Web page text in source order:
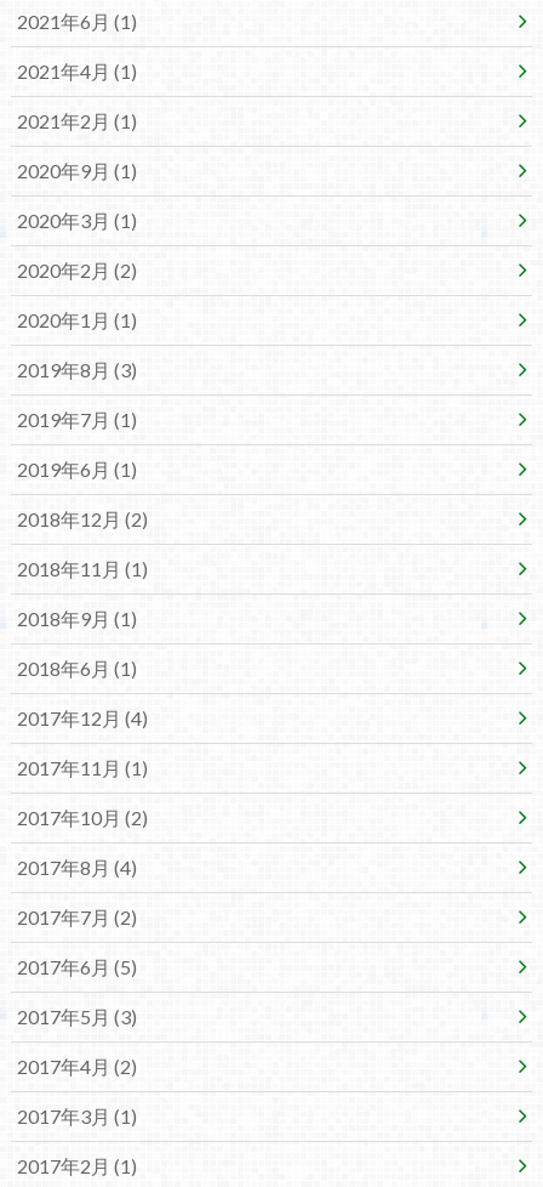
2021年6月 (1)
2021年4月 (1)
2021年2月 (1)
2020年9月 (1)
2020年3月 (1)
2020年2月 (2)
2020年1月 (1)
2019年8月 (3)
2019年7月 (1)
2019年6月 (1)
2018年12月 (2)
2018年11月 (1)
2018年9月 (1)
2018年6月 (1)
2017年12月 (4)
2017年11月 (1)
2017年10月 (2)
2017年8月 (4)
2017年7月 (2)
2017年6月 (5)
2017年5月 (3)
2017年4月 (2)
2017年3月 (1)
2017年2月 (1)